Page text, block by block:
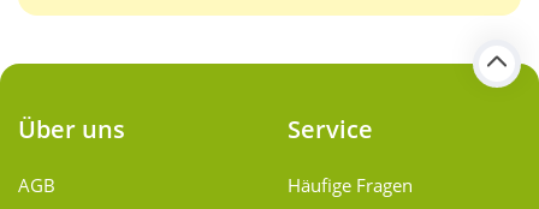
Über uns
AGB
Service
Häufige Fragen